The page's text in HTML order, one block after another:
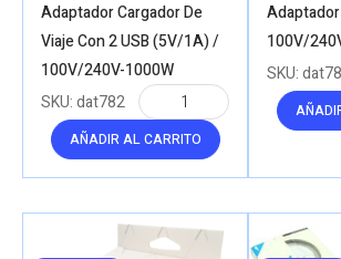
Adaptador Cargador De
Viaje Con 2 USB (5V/1A) /
100V/240V-1000W
AÑADIR AL CARRITO
SKU:dat782
100V/
SKU: